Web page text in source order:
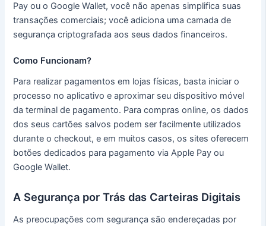
Pay ou o Google Wallet, você não apenas simplifica suas
transações comerciais; você adiciona uma camada de
segurança criptografada aos seus dados financeiros.
Como Funcionam?
Para realizar pagamentos em lojas físicas, basta iniciar o
processo no aplicativo e aproximar seu dispositivo móvel
da terminal de pagamento. Para compras online, os dados
dos seus cartões salvos podem ser facilmente utilizados
durante o checkout, e em muitos casos, os sites oferecem
botões dedicados para pagamento via Apple Pay ou
Google Wallet.
A Segurança por Trás das Carteiras Digitais
As preocupações com segurança são endereçadas por